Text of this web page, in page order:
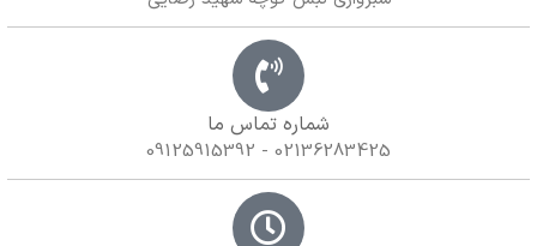
شماره تماس ما
02136283425 - 09125915392